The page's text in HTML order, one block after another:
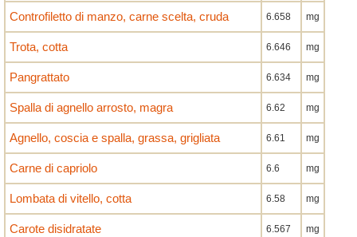
Controfiletto di manzo, carne scelta, cruda 6.658 mg
Trota, cotta 6.646 mg
Pangrattato 6.634 mg
Spalla di agnello arrosto, magra 6.62 mg
Agnello, coscia e spalla, grassa, grigliata 6.61 mg
Carne di capriolo 6.6 mg
Lombata di vitello, cotta 6.58 mg
Carote disidratate 6.567 mg